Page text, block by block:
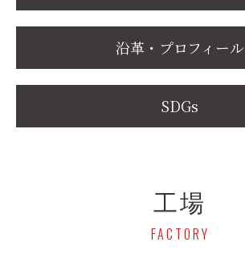
沿革・プロフィール
SDGs
工場
FACTORY